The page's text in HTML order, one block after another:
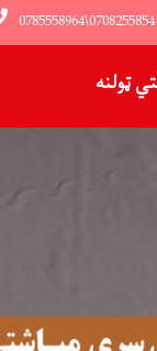
ټولنه